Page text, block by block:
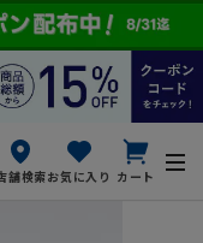
舗検索お気に入り カート